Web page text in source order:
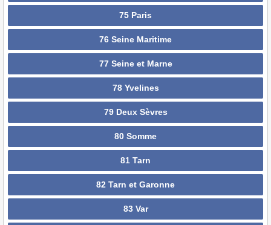
75 Paris
76 Seine Maritime
77 Seine et Marne
78 Yvelines
79 Deux Sèvres
80 Somme
81 Tarn
82 Tarn et Garonne
83 Var